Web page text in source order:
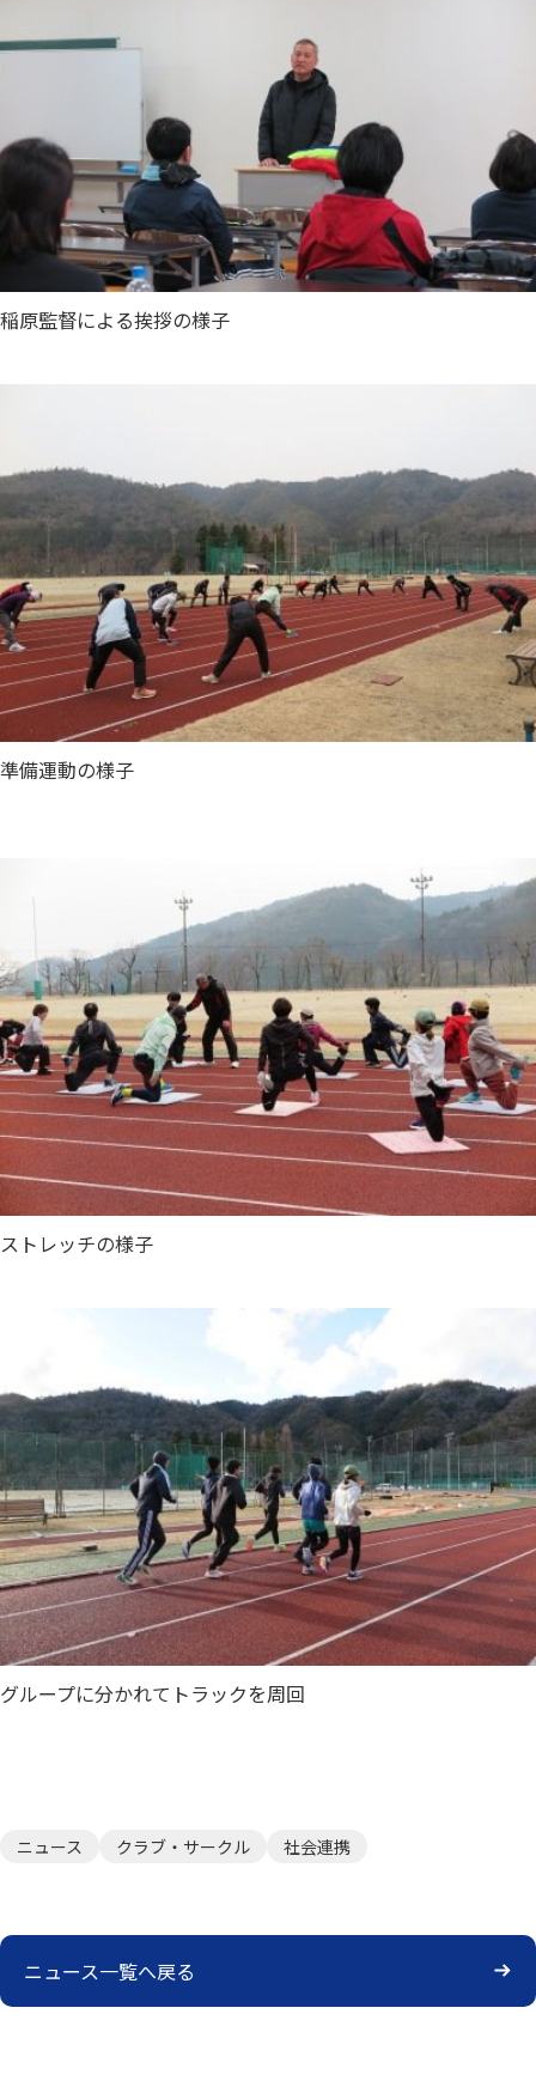
稲原監督による挨拶の様子
準備運動の様子
ストレッチの様子
グループに分かれてトラックを周回
ニュース クラブ・サークル 社会連携
ニュース一覧へ戻る